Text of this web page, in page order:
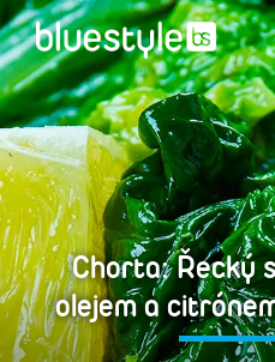
Chorta: Řecký
olejem a